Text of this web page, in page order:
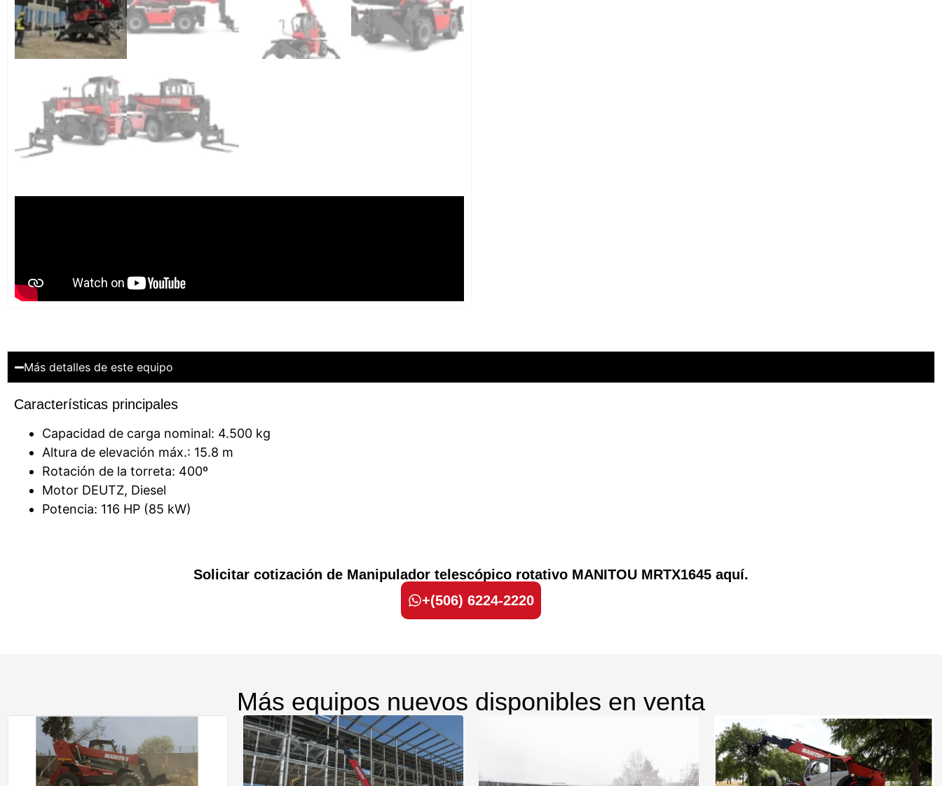
Más detalles de este equipo
Características principales
Capacidad de carga nominal: 4.500 kg
Altura de elevación máx.: 15.8 m
Rotación de la torreta: 400º
Motor DEUTZ, Diesel
Potencia: 116 HP (85 kW)
Solicitar cotización de Manipulador telescópico rotativo MANITOU MRTX1645 aquí.
+(506) 6224-2220
Más equipos nuevos disponibles en venta